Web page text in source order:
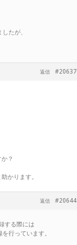
たが、
#20637
返信
？
かります。
#20644
返信
する際には
行っています。